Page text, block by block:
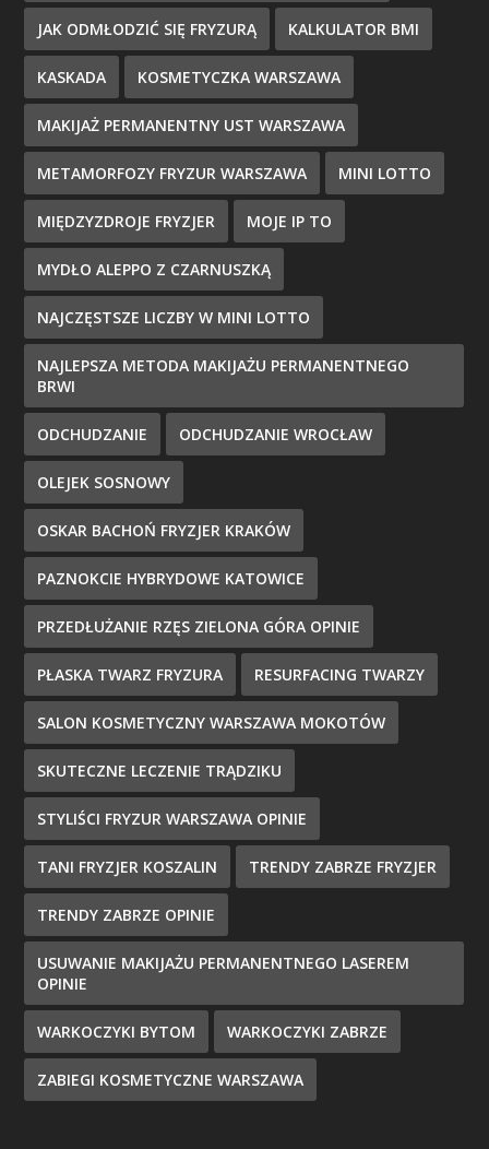
JAK ODMŁODZIĆ SIĘ FRYZURĄ KALKULATOR BMI
KASKADA KOSMETYCZKA WARSZAWA
MAKIJAŻ PERMANENTNY UST WARSZAWA
METAMORFOZY FRYZUR WARSZAWA MINI LOTTO
MIĘDZYZDROJE FRYZJER MOJE IP TO
MYDŁO ALEPPO Z CZARNUSZKĄ
NAJCZĘSTSZE LICZBY W MINI LOTTO
NAJLEPSZA METODA MAKIJAŻU PERMANENTNEGO
BRWI
ODCHUDZANIE ODCHUDZANIE WROCŁAW
OLEJEK SOSNOWY
OSKAR BACHOŃ FRYZJER KRAKÓW
PAZNOKCIE HYBRYDOWE KATOWICE
PRZEDŁUŻANIE RZĘS ZIELONA GÓRA OPINIE
PŁASKA TWARZ FRYZURA RESURFACING TWARZY
SALON KOSMETYCZNY WARSZAWA MOKOTÓW
SKUTECZNE LECZENIE TRĄDZIKU
STYLIŚCI FRYZUR WARSZAWA OPINIE
TANI FRYZJER KOSZALIN TRENDY ZABRZE FRYZJER
TRENDY ZABRZE OPINIE
USUWANIE MAKIJAŻU PERMANENTNEGO LASEREM
OPINIE
WARKOCZYKI BYTOM WARKOCZYKI ZABRZE
ZABIEGI KOSMETYCZNE WARSZAWA